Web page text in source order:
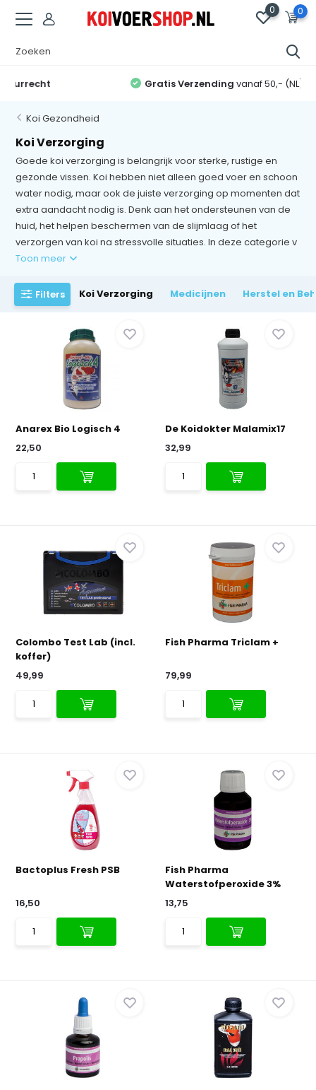
0 0
Gratis Verzendingvanaf 50,- (NL) en 75,- (BE/DE)
Koi Gezondheid
Koi Verzorging
Goede koi verzorging is belangrijk voor sterke, rustige en
gezonde vissen. Koi hebben niet alleen goed voer en schoon
water nodig, maar ook de juiste verzorging op momenten dat
extra aandacht nodig is. Denk aan het ondersteunen van de
huid, het helpen beschermen van de slijmlaag of het
verzorgen van koi na stressvolle situaties. In deze categorie v
Toon meer
Filters Koi Verzorging Medicijnen Herstel en
Anarex Bio Logisch 4
22,50
De Koidokter Malamix17
32,99
Colombo Test Lab (incl.
koffer)
49,99
Fish Pharma Triclam +
79,99
Bactoplus Fresh PSB
16,50
Fish Pharma
Waterstofperoxide 3%
13,75